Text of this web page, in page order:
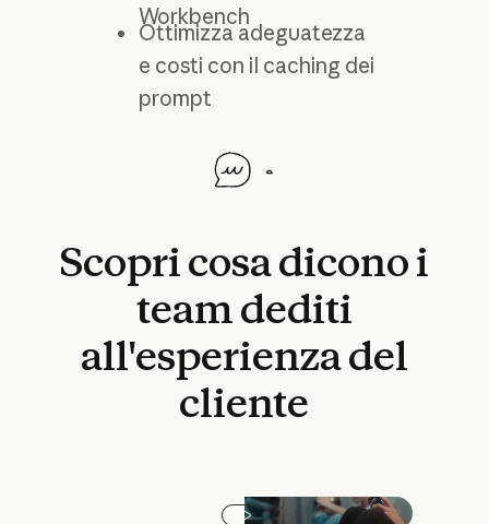
Workbench
Ottimizza adeguatezza
e costi con il caching dei
prompt
Scopricosadiconoi
teamdediti
all'esperienzadel
cliente